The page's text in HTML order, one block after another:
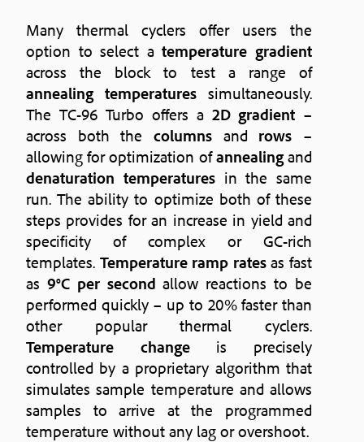
Many thermal cyclers offer users the
option to select atemperature gradient
across the block to test a range of
annealing temperatures simultaneously.
The TC-96 Turbo offers a 2D gradient –
across both the columns and rows –
allowing for optimization ofannealingand
denaturation temperaturesin the same
run. The ability to optimize both of these
steps provides for an increase in yield and
specificity of complex or GC-rich
templates. Temperature ramp ratesas fast
as 9°C per second allow reactions to be
performed quickly – up to 20% faster than
other popular thermal cyclers.
Temperature changeis precisely
controlled by a proprietary algorithm that
simulates sample temperature and allows
samples to arrive at the programmed
temperature without any lag or overshoot.